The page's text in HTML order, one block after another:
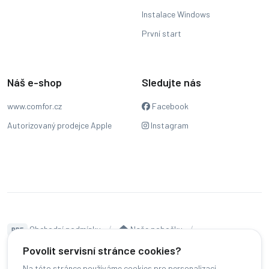
Povolit servisní stránce cookies?
Instalace Windows
První start
Náš e-shop
www.comfor.cz
Autorizovaný prodejce Apple
Sledujte nás
Facebook
Instagram
PDF Obchodní podmínky
Naše pobočky